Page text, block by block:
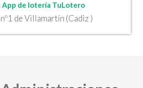
App de lotería TuLotero
de Villamartín (Cadiz )